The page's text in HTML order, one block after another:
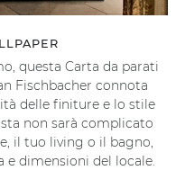
questa Carta da parati
Fischbacher connota
delle finiture e lo stile
non sarà complicato
il tuo living o il bagno,
dimensioni del locale.